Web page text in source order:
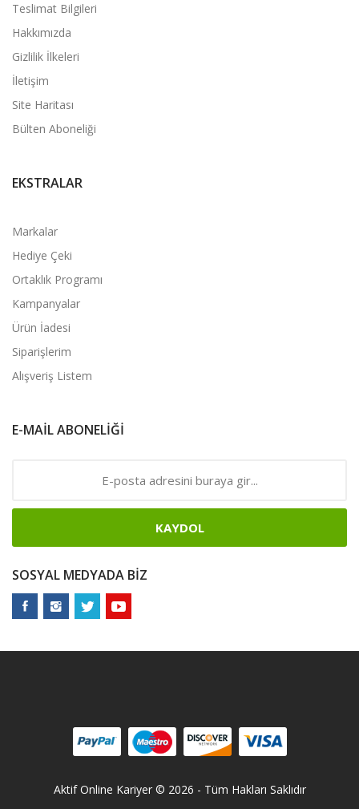
Teslimat Bilgileri
Hakkımızda
Gizlilik İlkeleri
İletişim
Site Haritası
Bülten Aboneliği
EKSTRALAR
Markalar
Hediye Çeki
Ortaklık Programı
Kampanyalar
Ürün İadesi
Siparişlerim
Alışveriş Listem
E-MAIL ABONELIĞI
KAYDOL
SOSYAL MEDYADA BIZ
Aktif Online Kariyer © 2026 - Tüm Hakları Saklıdır